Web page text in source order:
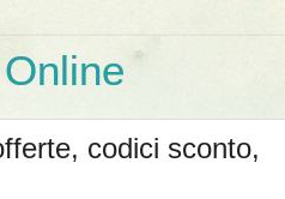
codici sconto,